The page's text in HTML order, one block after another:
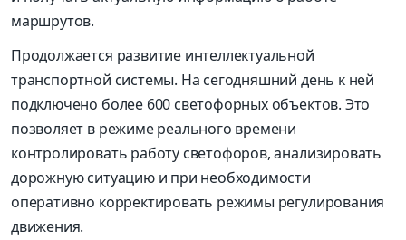
маршрутов.
Продолжается развитие интеллектуальной
транспортной системы. На сегодняшний день к ней
подключено более 600 светофорных объектов. Это
позволяет в режиме реального времени
контролировать работу светофоров, анализировать
дорожную ситуацию и при необходимости
оперативно корректировать режимы регулирования
движения.